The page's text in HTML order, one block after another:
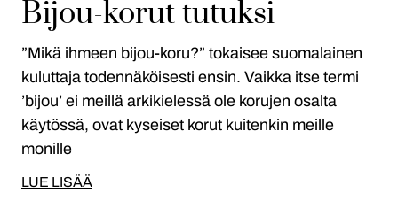
Bijou-korut tutuksi
”Mikä ihmeen bijou-koru?” tokaisee suomalainen
kuluttaja todennäköisesti ensin. Vaikka itse termi
’bijou’ ei meillä arkikielessä ole korujen osalta
käytössä, ovat kyseiset korut kuitenkin meille
monille
LUE LISÄÄ